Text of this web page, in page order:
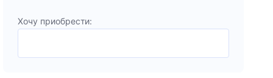
Хочу приобрести: